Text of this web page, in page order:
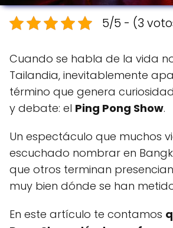
5/5 - (3
Cuando se habla de la vida
Tailandia, inevitablemente
término que genera
y debate: el Ping Pong Show.
Un espectáculo que muchos
escuchado nombrar en
que otros terminan
muy bien dónde se han
En este artículo te contamos